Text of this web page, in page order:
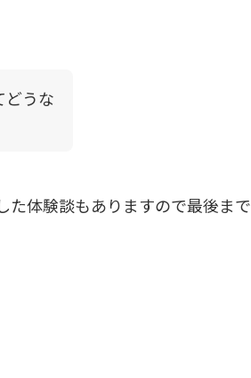
どうな
た体験談もありますので最後まで